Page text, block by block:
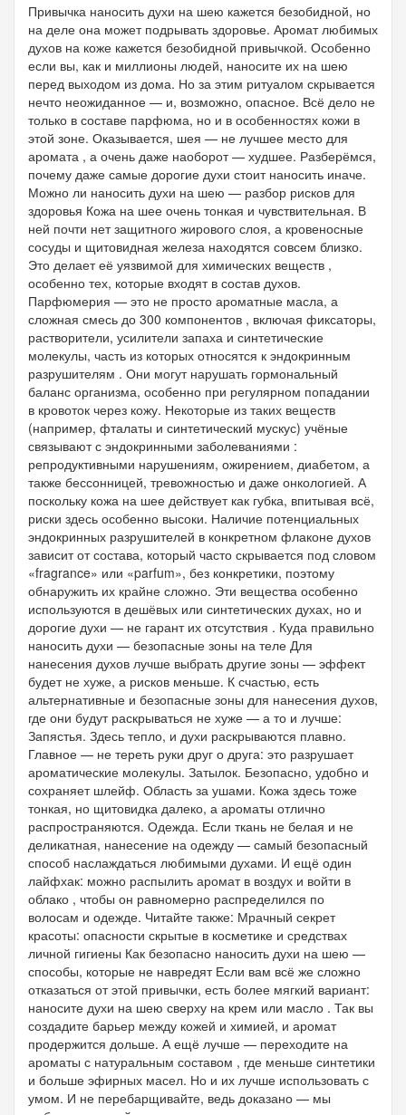
Привычка наносить духи на шею кажется безобидной, но
на деле она может подрывать здоровье. Аромат любимых
духов на коже кажется безобидной привычкой. Особенно
если вы, как и миллионы людей, наносите их на шею
перед выходом из дома. Но за этим ритуалом скрывается
нечто неожиданное — и, возможно, опасное. Всё дело не
только в составе парфюма, но и в особенностях кожи в
этой зоне. Оказывается, шея — не лучшее место для
аромата , а очень даже наоборот — худшее. Разберёмся,
почему даже самые дорогие духи стоит наносить иначе.
Можно ли наносить духи на шею — разбор рисков для
здоровья Кожа на шее очень тонкая и чувствительная. В
ней почти нет защитного жирового слоя, а кровеносные
сосуды и щитовидная железа находятся совсем близко.
Это делает её уязвимой для химических веществ ,
особенно тех, которые входят в состав духов.
Парфюмерия — это не просто ароматные масла, а
сложная смесь до 300 компонентов , включая фиксаторы,
растворители, усилители запаха и синтетические
молекулы, часть из которых относятся к эндокринным
разрушителям . Они могут нарушать гормональный
баланс организма, особенно при регулярном попадании
в кровоток через кожу. Некоторые из таких веществ
(например, фталаты и синтетический мускус) учёные
связывают с эндокринными заболеваниями :
репродуктивными нарушениям, ожирением, диабетом, а
также бессонницей, тревожностью и даже онкологией. А
поскольку кожа на шее действует как губка, впитывая всё,
риски здесь особенно высоки. Наличие потенциальных
эндокринных разрушителей в конкретном флаконе духов
зависит от состава, который часто скрывается под словом
«fragrance» или «parfum», без конкретики, поэтому
обнаружить их крайне сложно. Эти вещества особенно
используются в дешёвых или синтетических духах, но и
дорогие духи — не гарант их отсутствия . Куда правильно
наносить духи — безопасные зоны на теле Для
нанесения духов лучше выбрать другие зоны — эффект
будет не хуже, а рисков меньше. К счастью, есть
альтернативные и безопасные зоны для нанесения духов,
где они будут раскрываться не хуже — а то и лучше:
Запястья. Здесь тепло, и духи раскрываются плавно.
Главное — не тереть руки друг о друга: это разрушает
ароматические молекулы. Затылок. Безопасно, удобно и
сохраняет шлейф. Область за ушами. Кожа здесь тоже
тонкая, но щитовидка далеко, а ароматы отлично
распространяются. Одежда. Если ткань не белая и не
деликатная, нанесение на одежду — самый безопасный
способ наслаждаться любимыми духами. И ещё один
лайфхак: можно распылить аромат в воздух и войти в
облако , чтобы он равномерно распределился по
волосам и одежде. Читайте также: Мрачный секрет
красоты: опасности скрытые в косметике и средствах
личной гигиены Как безопасно наносить духи на шею —
способы, которые не навредят Если вам всё же сложно
отказаться от этой привычки, есть более мягкий вариант:
наносите духи на шею сверху на крем или масло . Так вы
создадите барьер между кожей и химией, и аромат
продержится дольше. А ещё лучше — переходите на
ароматы с натуральным составом , где меньше синтетики
и больше эфирных масел. Но и их лучше использовать с
умом. И не перебарщивайте, ведь доказано — мы